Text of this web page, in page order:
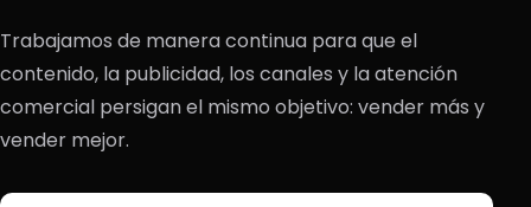
Trabajamos de manera continua para que el
contenido, la publicidad, los canales y la atención
comercial persigan el mismo objetivo: vender más y
vender mejor.